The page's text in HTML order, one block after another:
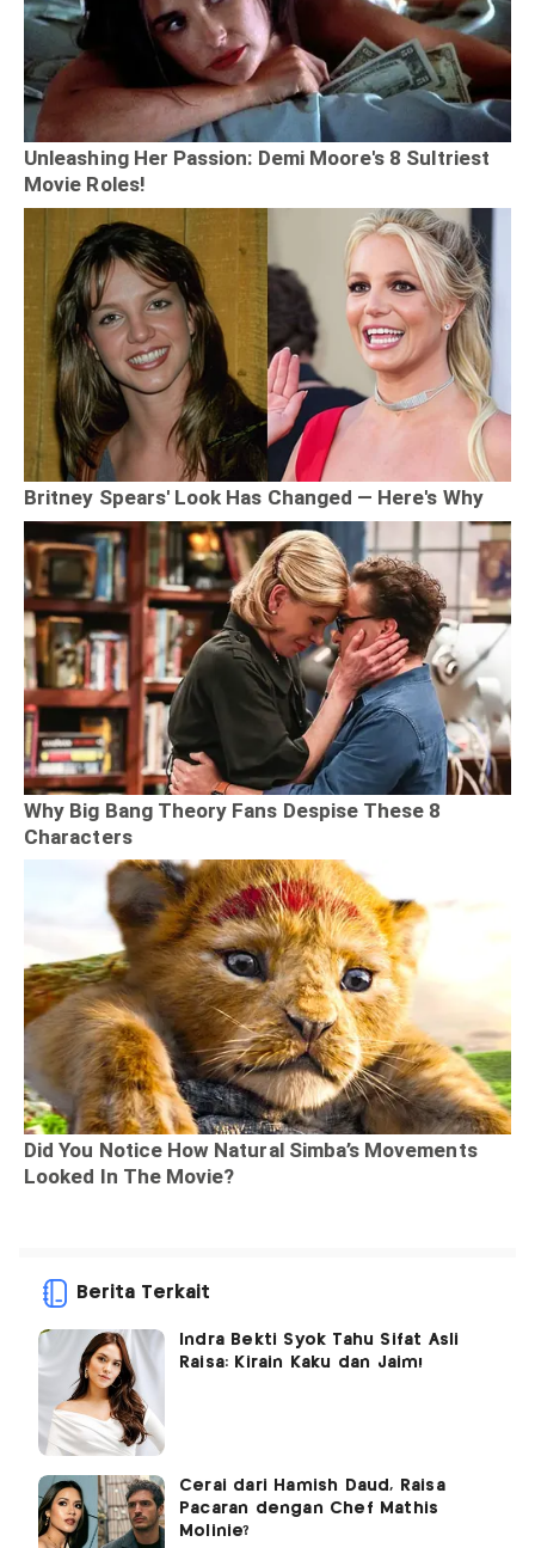
Berita Terkait
Indra Bekti Syok Tahu Sifat Asli
Raisa: Kirain Kaku dan Jaim!
Cerai dari Hamish Daud, Raisa
Pacaran dengan Chef Mathis
Molinie?